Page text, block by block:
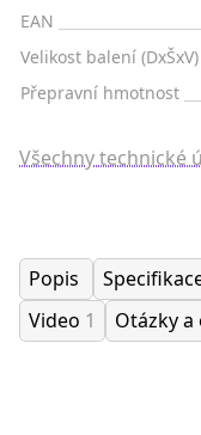
EAN
Velikost balení (DxŠxV)
Přepravní hmotnost
Všechny technické
Popis
Video 1 Otázky